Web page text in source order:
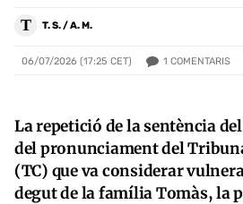
T T. S. / A. M.
06/07/2026 (17:25 CET) 1 COMENTARIS
La repetició de la sentència
del pronunciament del
(TC) que va considerar
degut de la família Tomàs, la